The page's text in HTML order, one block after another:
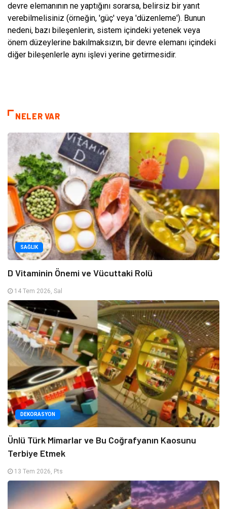
devre elemanının ne yaptığını sorarsa, belirsiz bir yanıt
verebilmelisiniz (örneğin, 'güç' veya 'düzenleme'). Bunun
nedeni, bazı bileşenlerin, sistem içindeki yetenek veya
önem düzeylerine bakılmaksızın, bir devre elemanı içindeki
diğer bileşenlerle aynı işlevi yerine getirmesidir.
NELER VAR
SAĞLIK
D Vitaminin Önemi ve Vücuttaki Rolü
14 Tem 2026, Sal
DEKORASYON
Ünlü Türk Mimarlar ve Bu Coğrafyanın Kaosunu
Terbiye Etmek
13 Tem 2026, Pts